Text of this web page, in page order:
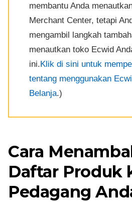
membantu Anda
Merchant Center, tetapi
mengambil langkah
menautkan toko Ecwid
ini.Klik di sini untuk
tentang menggunakan
Belanja.)
Cara
Daftar Produk
Pedagang